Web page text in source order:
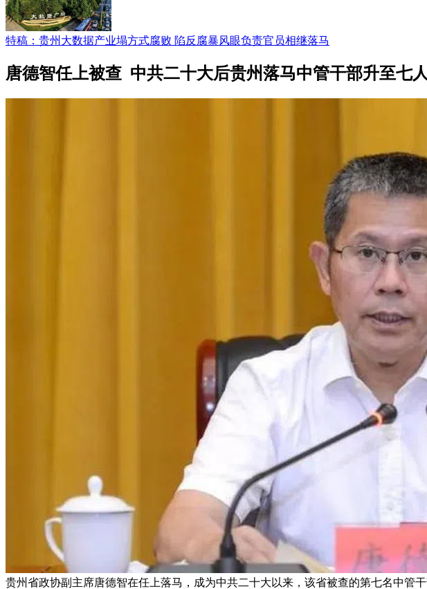
特稿：贵州大数据产业塌方式腐败 陷反腐暴风眼负责官员相继落马
唐德智任上被查 中共二十大后贵州落马中管干部升至七人
贵州省政协副主席唐德智在任上落马，成为中共二十大以来，该省被查的第七名中管干